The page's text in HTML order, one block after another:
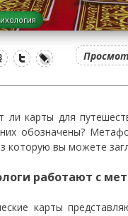
ли карты для
обозначены?
которую вы можете
работают с
карты